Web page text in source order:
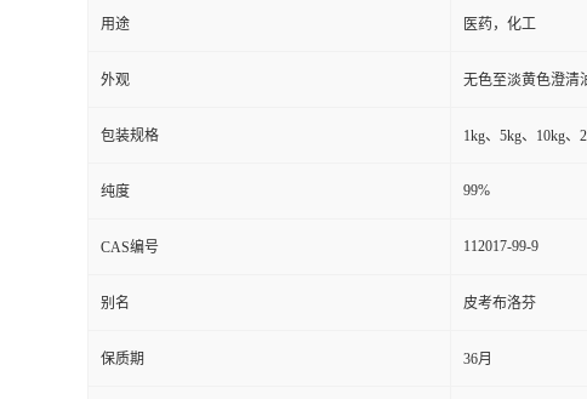
用途 医药，化工
外观 无色至淡黄色澄清
包装规格 1kg、5kg、10kg、
纯度 99%
CAS编号 112017-99-9
别名 皮考布洛芬
保质期 36月